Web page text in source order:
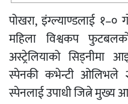
पोखरा, इंग्ल्याण्डलाई
महिला विश्वकप
अस्ट्रेलियाको
स्पेनकी कभेन्टी ओलिभले
स्पेनलाई उपाधी जित्ने मुख्य